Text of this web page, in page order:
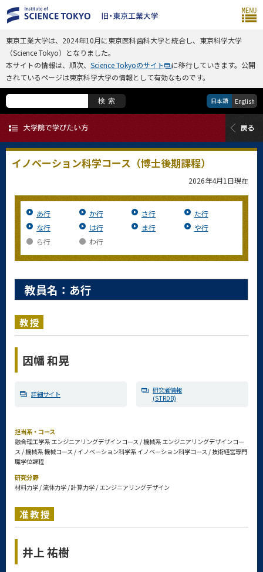
東京工業大学は、2024年10月に東京医科歯科大学と統合し、東京科学大学
（Science Tokyo）となりました。
本サイトの情報は、順次、 Science Tokyoのサイト
に移行していきます。公開
されているページは東京科学大学の情報として有効なものです。
検索 日本語 English
イノベーション科学コース（博士後期課程）
2026年4月1日現在
あ行 か行 さ行
た行
な行
は行 ま行
や行
ら行
わ行
教員名：あ行
教授
因幡 和晃
詳細サイト
研究者情報
(STRDB)
担当系・コース
融合理工学系 エンジニアリングデザインコース / 機械系 エンジニアリングデザインコー
ス / 機械系 機械コース / イノベーション科学系 イノベーション科学コース / 技術経営専門
職学位課程
研究分野
材料力学 / 流体力学 / 計算力学 / エンジニアリングデザイン
准教授
井上 祐樹